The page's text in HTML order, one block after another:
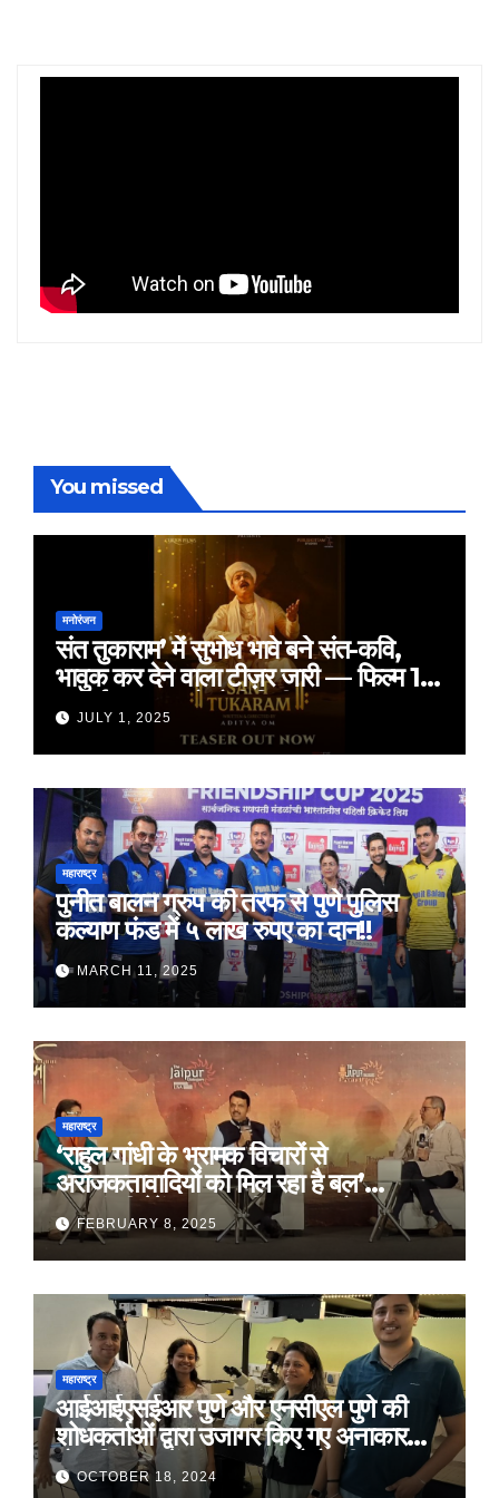
You missed
मनोरंजन
संत तुकाराम’ में सुभोध भावे बने संत-कवि,
भावुक कर देने वाला टीज़र जारी — फिल्म 18
जुलाई 2025 को होगी रिलीज़
JULY 1, 2025
महाराष्ट्र
पुनीत बालन ग्रुप की तरफ से पुणे पुलिस
कल्याण फंड में ५ लाख रुपए का दान!!
MARCH 11, 2025
महाराष्ट्र
‘राहुल गांधी के भ्रामक विचारों से
अराजकतावादियों को मिल रहा है बल’
मुख्यमंत्री देवेंद्र फडणवीस का आरोप
FEBRUARY 8, 2025
महाराष्ट्र
आईआईएसईआर पुणे और एनसीएल पुणे की
शोधकर्ताओं द्वारा उजागर किए गए अनाकार
ठोस विरूपण में संरचनात्मक दोषों की प्रमुख
OCTOBER 18, 2024